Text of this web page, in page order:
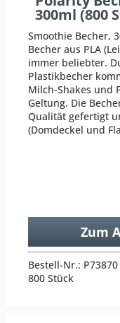
300ml (800
Smoothie Becher,
Becher aus PLA
immer beliebter.
Plastikbecher
Milch-Shakes und
Geltung. Die
Qualität gefertigt
(Domdeckel und
Zum
Bestell-Nr.:
800 Stück